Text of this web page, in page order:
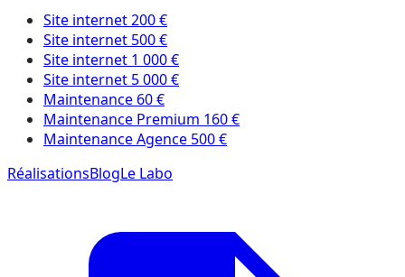
Site internet 200 €
Site internet 500 €
Site internet 1 000 €
Site internet 5 000 €
Maintenance 60 €
Maintenance Premium 160 €
Maintenance Agence 500 €
RéalisationsBlogLe Labo